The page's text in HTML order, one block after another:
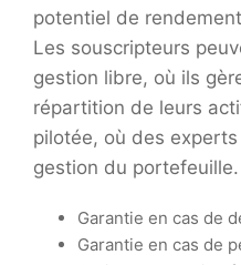
potentiel de
Les souscripteurs
gestion libre, où ils
répartition de leurs
pilotée, où des
gestion du portefeuille.
Garantie en cas de
Garantie en cas de